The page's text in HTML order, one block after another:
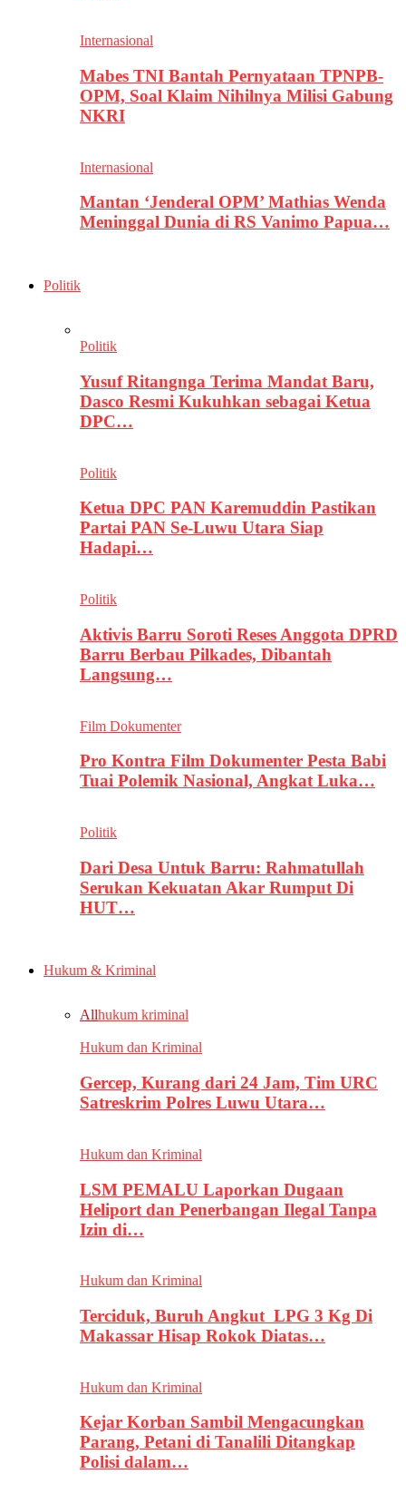
Internasional
Mabes TNI Bantah Pernyataan TPNPB-
OPM, Soal Klaim Nihilnya Milisi Gabung
NKRI
Internasional
Mantan ‘Jenderal OPM’ Mathias Wenda
Meninggal Dunia di RS Vanimo Papua…
Politik
Politik
Yusuf Ritangnga Terima Mandat Baru,
Dasco Resmi Kukuhkan sebagai Ketua
DPC…
Politik
Ketua DPC PAN Karemuddin Pastikan
Partai PAN Se-Luwu Utara Siap
Hadapi…
Politik
Aktivis Barru Soroti Reses Anggota DPRD
Barru Berbau Pilkades, Dibantah
Langsung…
Film Dokumenter
Pro Kontra Film Dokumenter Pesta Babi
Tuai Polemik Nasional, Angkat Luka…
Politik
Dari Desa Untuk Barru: Rahmatullah
Serukan Kekuatan Akar Rumput Di
HUT…
Hukum & Kriminal
Allhukum kriminal
Hukum dan Kriminal
Gercep, Kurang dari 24 Jam, Tim URC
Satreskrim Polres Luwu Utara…
Hukum dan Kriminal
LSM PEMALU Laporkan Dugaan
Heliport dan Penerbangan Ilegal Tanpa
Izin di…
Hukum dan Kriminal
Terciduk, Buruh Angkut LPG 3 Kg Di
Makassar Hisap Rokok Diatas…
Hukum dan Kriminal
Kejar Korban Sambil Mengacungkan
Parang, Petani di Tanalili Ditangkap
Polisi dalam…